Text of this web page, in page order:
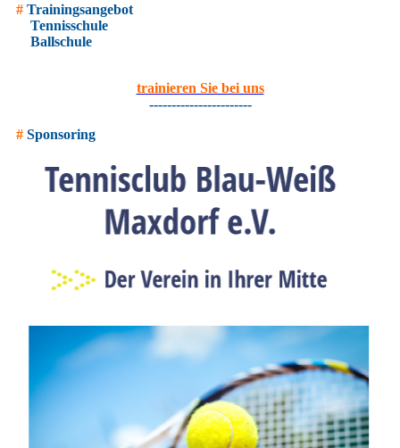
# Trainingsangebot
Tennisschule
Ballschule
trainieren Sie bei uns
-----------------------
# Sponsoring